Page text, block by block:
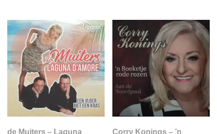
de Muiters – Laguna
Corry Konings – ’n